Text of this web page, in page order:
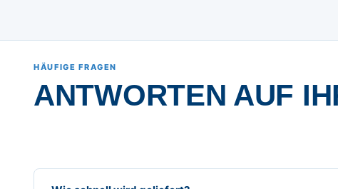
HÄUFIGE FRAGEN
ANTWORTEN AUF